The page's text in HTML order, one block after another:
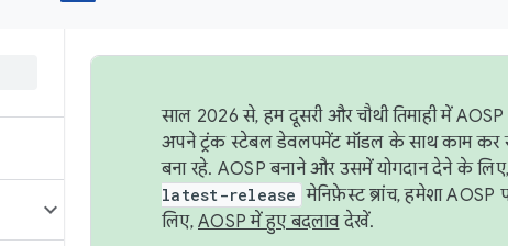
साल 2026 से, हम दूसरी और चौथी तिमाही में
अपने ट्रंक स्टेबल डेवलपमेंट मॉडल के साथ काम कर
बना रहे. AOSP बनाने और उसमें योगदान देने के लिए,
latest-release मेनिफ़ेस्ट ब्रांच, हमेशा
लिए, AOSP में हुए बदलावदेखें.